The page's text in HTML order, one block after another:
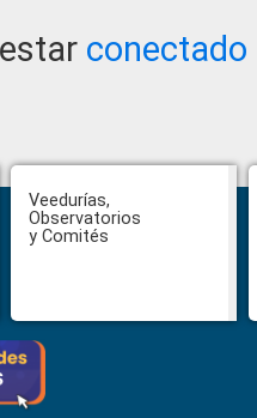
conectado
Veedurías,
Observatorios
y Comités